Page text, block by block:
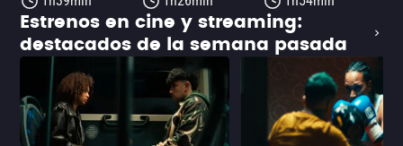
Estrenos en cine y streaming:
destacados de la semana pasada